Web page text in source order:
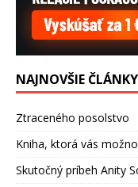
NAJNOVŠIE ČLÁNKY
Ztraceného posolstvo
Kniha, ktorá vás
Skutočný príbeh Anity